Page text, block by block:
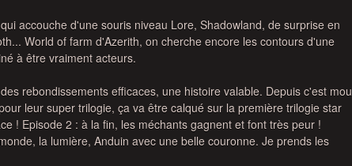
accouche d'une souris niveau Lore, Shadowland, de surprise en
World of farm d'Azerith, on cherche encore les contours d'une
à être vraiment acteurs.
rebondissements efficaces, une histoire valable. Depuis c'est mou
leur super trilogie, ça va être calqué sur la première trilogie star
! Episode 2 : à la fin, les méchants gagnent et font très peur !
la lumière, Anduin avec une belle couronne. Je prends les